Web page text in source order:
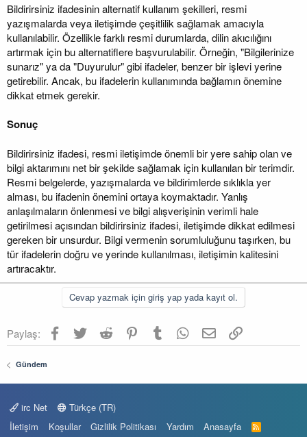
Bildirirsiniz ifadesinin alternatif kullanım şekilleri, resmi
yazışmalarda veya iletişimde çeşitlilik sağlamak amacıyla
kullanılabilir. Özellikle farklı resmi durumlarda, dilin akıcılığını
artırmak için bu alternatiflere başvurulabilir. Örneğin, "Bilgilerinize
sunarız" ya da "Duyurulur" gibi ifadeler, benzer bir işlevi yerine
getirebilir. Ancak, bu ifadelerin kullanımında bağlamın önemine
dikkat etmek gerekir.
Sonuç
Bildirirsiniz ifadesi, resmi iletişimde önemli bir yere sahip olan ve
bilgi aktarımını net bir şekilde sağlamak için kullanılan bir terimdir.
Resmi belgelerde, yazışmalarda ve bildirimlerde sıklıkla yer
alması, bu ifadenin önemini ortaya koymaktadır. Yanlış
anlaşılmaların önlenmesi ve bilgi alışverişinin verimli hale
getirilmesi açısından bildirirsiniz ifadesi, iletişimde dikkat edilmesi
gereken bir unsurdur. Bilgi vermenin sorumluluğunu taşırken, bu
tür ifadelerin doğru ve yerinde kullanılması, iletişimin kalitesini
artıracaktır.
Cevap yazmak için giriş yap yada kayıt ol.
Paylaş: Facebook
TwitterReddit PinterestTumblr WhatsApp
E-postaLink
Gündem
irc Net
Türkçe (TR)
İletişim
Koşullar Gizlilik Politikası Yardım Anasayfa
R